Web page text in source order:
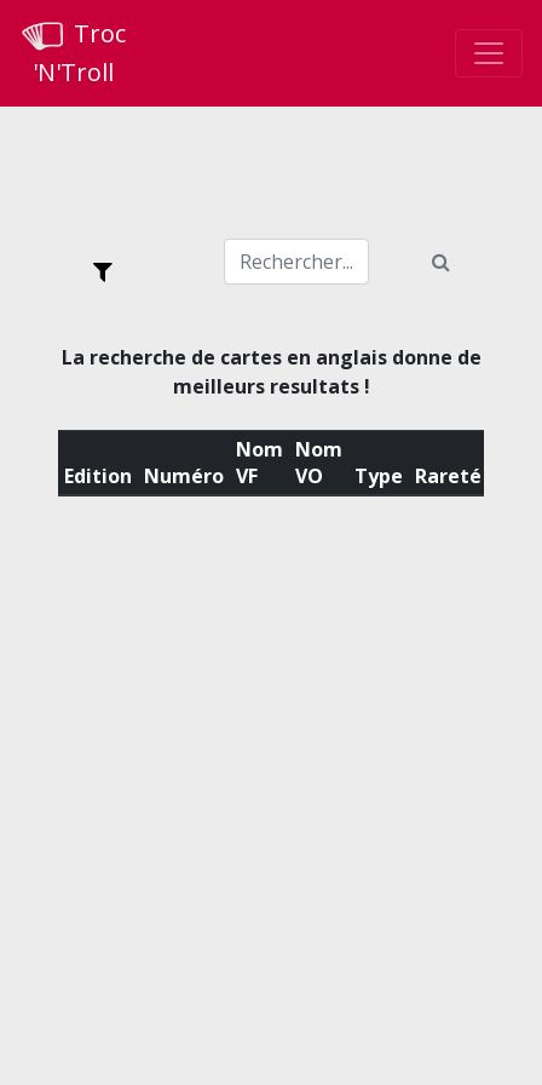
Troc
'N'Troll
La recherche de cartes en anglais donne de
meilleurs resultats !
Edition Numéro
Nom
VF
Nom
VO
Type Rareté